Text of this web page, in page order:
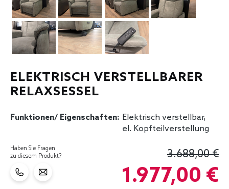
ELEKTRISCH VERSTELLBARER
RELAXSESSEL
Funktionen/ Eigenschaften: Elektrisch verstellbar,
el. Kopfteilverstellung
Haben Sie Fragen
zu diesem Produkt?
3.688,00 €
1.977,00 €